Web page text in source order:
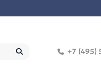
+7 (495)